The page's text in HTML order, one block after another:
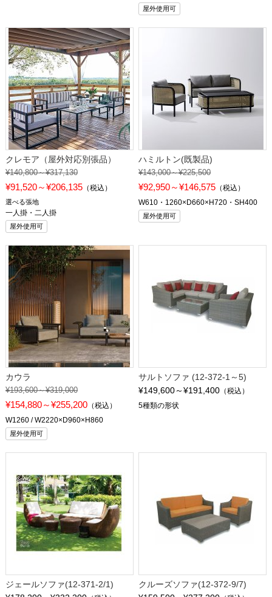
屋外使用可
クレモア（屋外対応別張品）
¥140,800～¥317,130
¥91,520～¥206,135（税込）
選べる張地
一人掛・二人掛
屋外使用可
ハミルトン(既製品)
¥143,000～¥225,500
¥92,950～¥146,575 （税込）
W610・1260×D660×H720・SH400
屋外使用可
カウラ
¥193,600～¥319,000
¥154,880～¥255,200（税込）
W1260 / W2220×D960×H860
屋外使用可
サルトソファ (12-372-1～5)
¥149,600～¥191,400 （税込）
5種類の形状
ジェールソファ(12-371-2/1)
クルーズソファ(12-372-9/7)